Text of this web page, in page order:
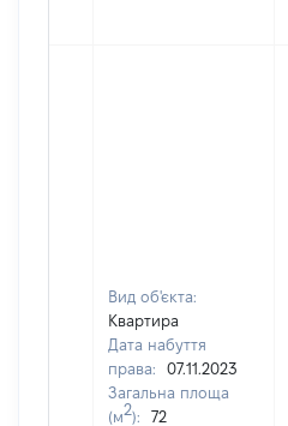
Вид об'єкта:
Квартира
Дата набуття
права:
07.11.2023
Загальна площа
(м2):
72